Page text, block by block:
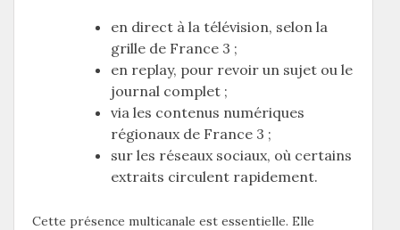
en direct à la télévision, selon la
grille de France 3 ;
en replay, pour revoir un sujet ou le
journal complet ;
via les contenus numériques
régionaux de France 3 ;
sur les réseaux sociaux, où certains
extraits circulent rapidement.
Cette présence multicanale est essentielle. Elle